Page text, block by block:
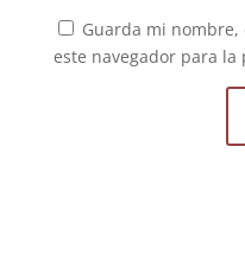
Guarda mi
este navegador para la